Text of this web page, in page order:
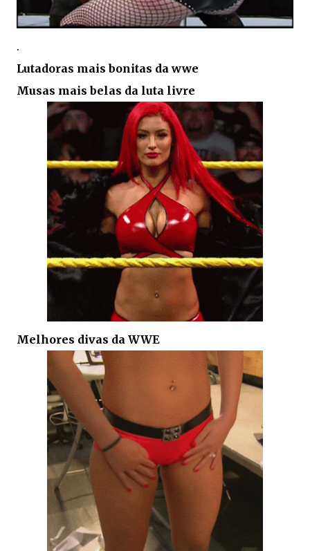
.
Lutadoras mais bonitas da wwe
Musas mais belas da luta livre
Melhores divas da WWE